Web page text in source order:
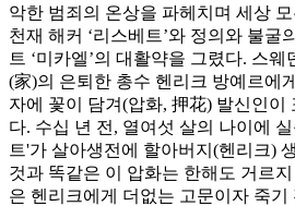
악한 범죄의 온상을 파헤치며 세상
천재 해커 ‘리스베트’와 정의와 불굴
트 ‘미카엘’의 대활약을 그렸다. 스
(家)의 은퇴한 총수 헨리크 방예르에
자에 꽃이 담겨(압화, 押花) 발신인이
다. 수십 년 전, 열여섯 살의 나이에
트'가 살아생전에 할아버지(헨리크)
것과 똑같은 이 압화는 한해도 거르
은 헨리크에게 더없는 고문이자 죽기